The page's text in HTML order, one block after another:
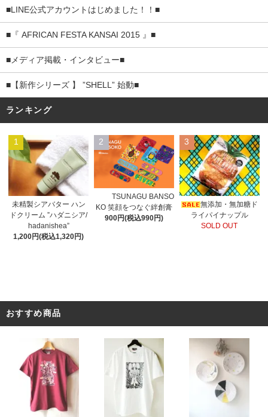
■LINE公式アカウントはじめました！！■
■『 AFRICAN FESTA KANSAI 2015 』■
■メディア掲載・インタビュー■
■【新作シリーズ 】 ”SHELL” 始動■
ランキング
1
未精製シアバター ハン
ドクリーム ”ハダニシア/
hadanishea”
1,200円(税込1,320円)
2
TSUNAGU BANSO
KO 笑顔をつなぐ絆創膏
900円(税込990円)
3
無添加・無加糖ド
ライパイナップル
SOLD OUT
おすすめ商品